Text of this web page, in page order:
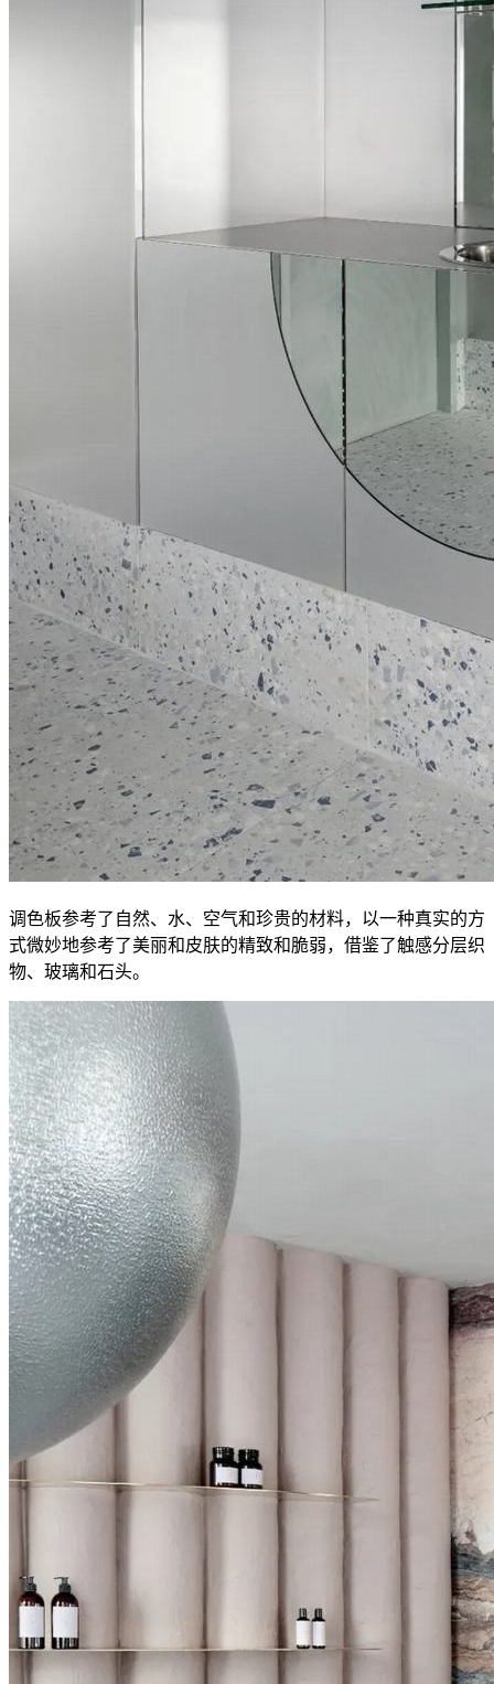
调色板参考了自然、水、空气和珍贵的材料，以一种真实的方
式微妙地参考了美丽和皮肤的精致和脆弱，借鉴了触感分层织
物、玻璃和石头。